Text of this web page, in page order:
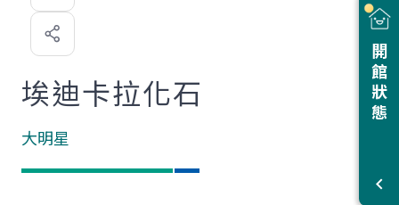
開館狀態
喜
歡
埃迪卡拉化石
大明星